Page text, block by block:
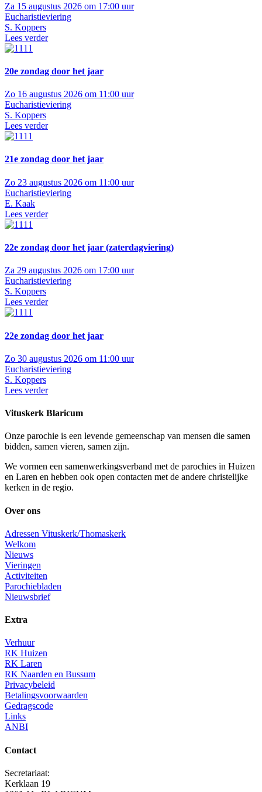
Za 15 augustus 2026 om 17:00 uur
Eucharistieviering
S. Koppers
Lees verder
20e zondag door het jaar
Zo 16 augustus 2026 om 11:00 uur
Eucharistieviering
S. Koppers
Lees verder
21e zondag door het jaar
Zo 23 augustus 2026 om 11:00 uur
Eucharistieviering
E. Kaak
Lees verder
22e zondag door het jaar (zaterdagviering)
Za 29 augustus 2026 om 17:00 uur
Eucharistieviering
S. Koppers
Lees verder
22e zondag door het jaar
Zo 30 augustus 2026 om 11:00 uur
Eucharistieviering
S. Koppers
Lees verder
Vituskerk Blaricum
Onze parochie is een levende gemeenschap van mensen die samen
bidden, samen vieren, samen zijn.
We vormen een samenwerkingsverband met de parochies in Huizen
en Laren en hebben ook open contacten met de andere christelijke
kerken in de regio.
Over ons
Adressen Vituskerk/Thomaskerk
Welkom
Nieuws
Vieringen
Activiteiten
Parochiebladen
Nieuwsbrief
Extra
Verhuur
RK Huizen
RK Laren
RK Naarden en Bussum
Privacybeleid
Betalingsvoorwaarden
Gedragscode
Links
ANBI
Contact
Secretariaat:
Kerklaan 19